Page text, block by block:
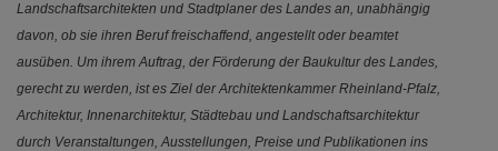
Landschaftsarchitekten und Stadtplaner des Landes an, unabhängig
davon, ob sie ihren Beruf freischaffend, angestellt oder beamtet
ausüben. Um ihrem Auftrag, der Förderung der Baukultur des Landes,
gerecht zu werden, ist es Ziel der Architektenkammer Rheinland-Pfalz,
Architektur, Innenarchitektur, Städtebau und Landschaftsarchitektur
durch Veranstaltungen, Ausstellungen, Preise und Publikationen ins